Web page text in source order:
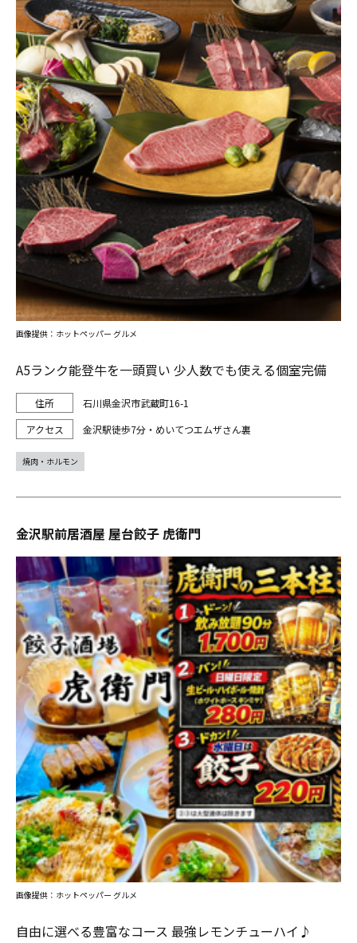
A5ランク能登牛を一頭買い 少人数でも使える個室完備
石川県金沢市武蔵町16-1
金沢駅徒歩7分・めいてつエムザさん裏
画像提供：ホットペッパー グルメ
焼肉・ホルモン
金沢駅前居酒屋 屋台餃子 虎衛門
自由に選べる豊富なコース 最強レモンチューハイ♪
画像提供：ホットペッパー グルメ